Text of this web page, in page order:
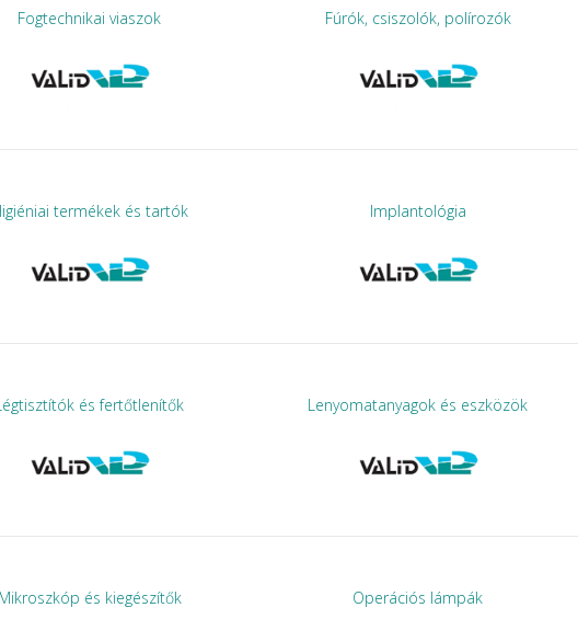
Fogtechnikai viaszok Fúrók, csiszolók, polírozók
termékek és tartók Implantológia
és fertőtlenítők Lenyomatanyagok és eszközök
és kiegészítők Operációs lámpák